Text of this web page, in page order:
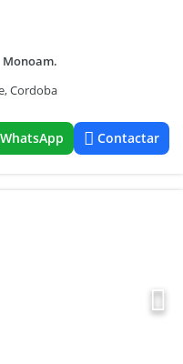
Monoam.
Cordoba
WhatsApp Contactar